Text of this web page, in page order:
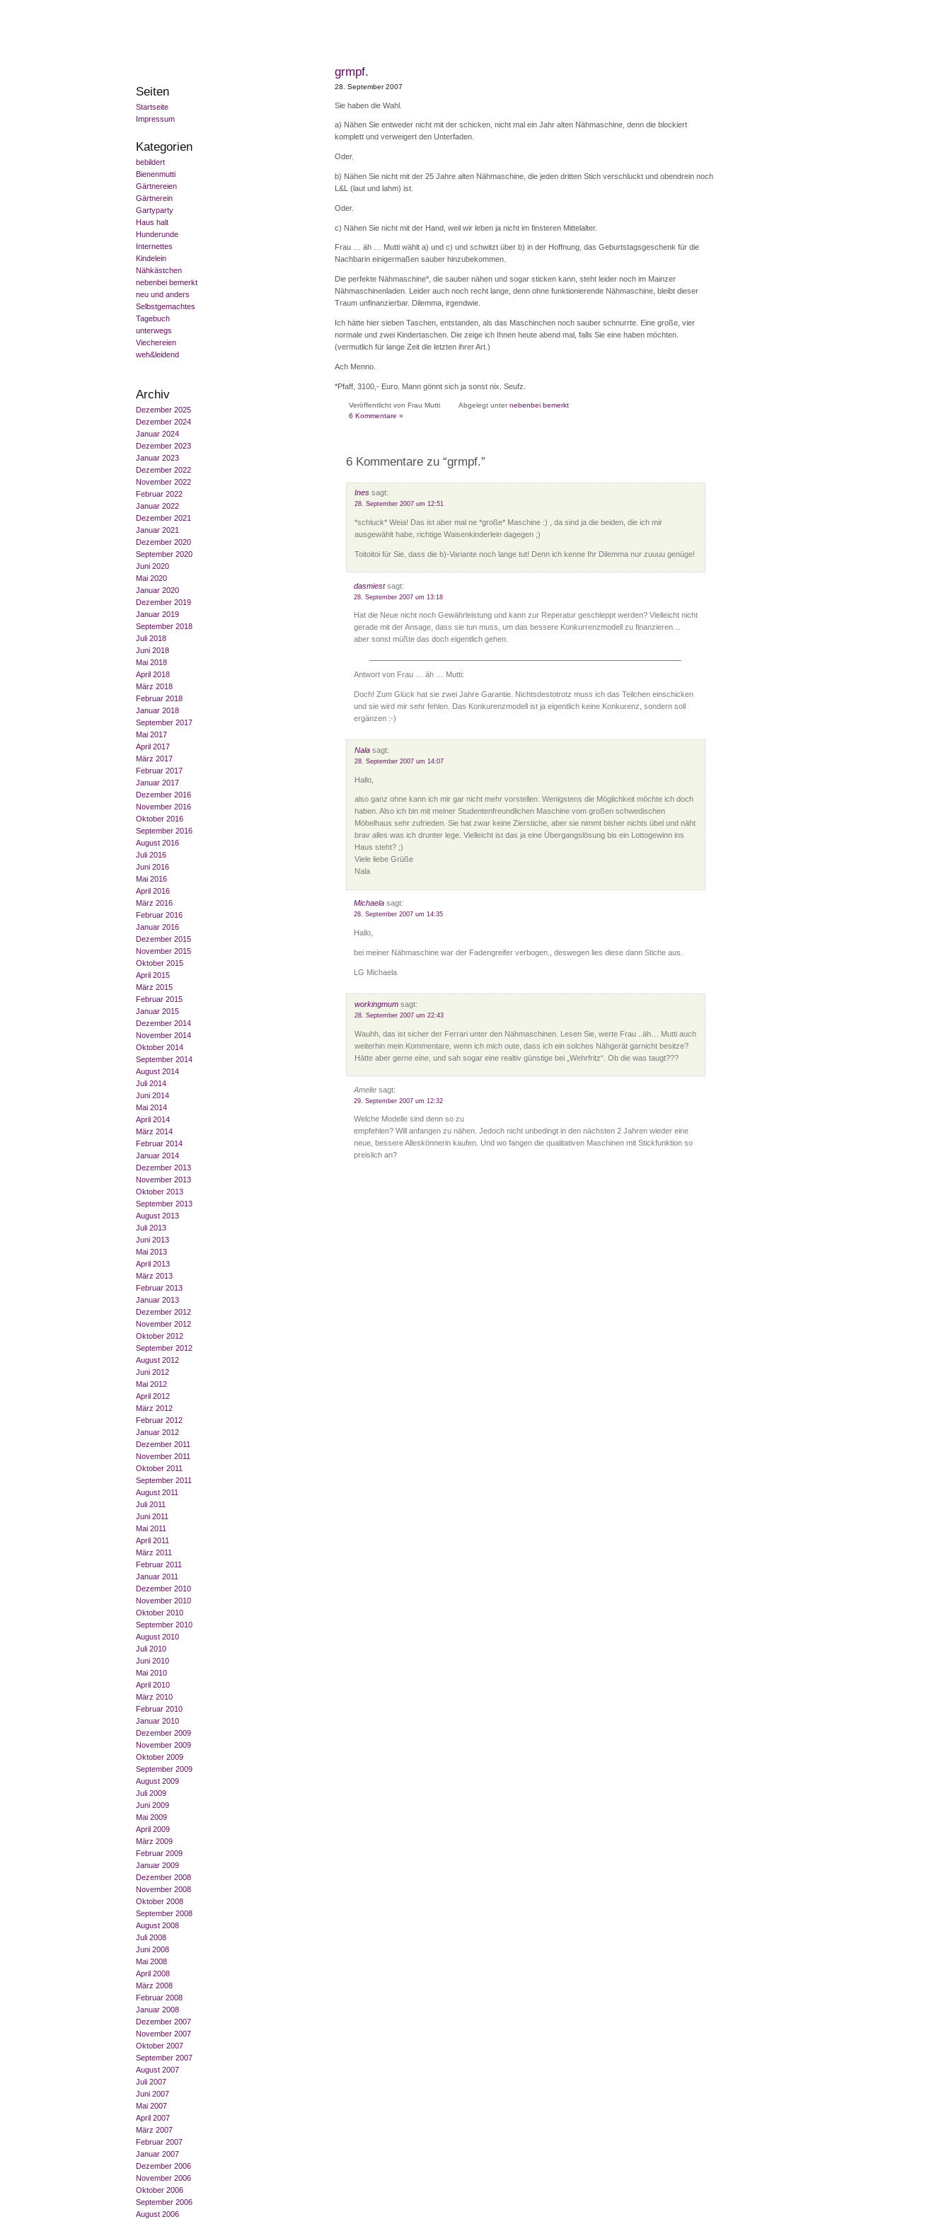
Seiten
Startseite
Impressum
Kategorien
bebildert
Bienenmutti
Gärtnereien
Gärtnerein
Gartyparty
Haus halt
Hunderunde
Internettes
Kindelein
Nähkästchen
nebenbei bemerkt
neu und anders
Selbstgemachtes
Tagebuch
unterwegs
Viechereien
weh&leidend
Archiv
Dezember 2025
Dezember 2024
Januar 2024
Dezember 2023
Januar 2023
Dezember 2022
November 2022
Februar 2022
Januar 2022
Dezember 2021
Januar 2021
Dezember 2020
September 2020
Juni 2020
Mai 2020
Januar 2020
Dezember 2019
Januar 2019
September 2018
Juli 2018
Juni 2018
Mai 2018
April 2018
März 2018
Februar 2018
Januar 2018
September 2017
Mai 2017
April 2017
März 2017
Februar 2017
Januar 2017
Dezember 2016
November 2016
Oktober 2016
September 2016
August 2016
Juli 2016
Juni 2016
Mai 2016
April 2016
März 2016
Februar 2016
Januar 2016
Dezember 2015
November 2015
Oktober 2015
April 2015
März 2015
Februar 2015
Januar 2015
Dezember 2014
November 2014
Oktober 2014
September 2014
August 2014
Juli 2014
Juni 2014
Mai 2014
April 2014
März 2014
Februar 2014
Januar 2014
Dezember 2013
November 2013
Oktober 2013
September 2013
August 2013
Juli 2013
Juni 2013
Mai 2013
April 2013
März 2013
Februar 2013
Januar 2013
Dezember 2012
November 2012
Oktober 2012
September 2012
August 2012
Juni 2012
Mai 2012
April 2012
März 2012
Februar 2012
Januar 2012
Dezember 2011
November 2011
Oktober 2011
September 2011
August 2011
Juli 2011
Juni 2011
Mai 2011
April 2011
März 2011
Februar 2011
Januar 2011
Dezember 2010
November 2010
Oktober 2010
September 2010
August 2010
Juli 2010
Juni 2010
Mai 2010
April 2010
März 2010
Februar 2010
Januar 2010
Dezember 2009
November 2009
Oktober 2009
September 2009
August 2009
Juli 2009
Juni 2009
Mai 2009
April 2009
März 2009
Februar 2009
Januar 2009
Dezember 2008
November 2008
Oktober 2008
September 2008
August 2008
Juli 2008
Juni 2008
Mai 2008
April 2008
März 2008
Februar 2008
Januar 2008
Dezember 2007
November 2007
Oktober 2007
September 2007
August 2007
Juli 2007
Juni 2007
Mai 2007
April 2007
März 2007
Februar 2007
Januar 2007
Dezember 2006
November 2006
Oktober 2006
September 2006
August 2006
grmpf.
28. September 2007
Sie haben die Wahl.
a) Nähen Sie entweder nicht mit der schicken, nicht mal ein Jahr alten Nähmaschine, denn die blockiert
komplett und verweigert den Unterfaden.
Oder.
b) Nähen Sie nicht mit der 25 Jahre alten Nähmaschine, die jeden dritten Stich verschluckt und obendrein noch
L&L (laut und lahm) ist.
Oder.
c) Nähen Sie nicht mit der Hand, weil wir leben ja nicht im finsteren Mittelalter.
Frau … äh … Mutti wählt a) und c) und schwitzt über b) in der Hoffnung, das Geburtstagsgeschenk für die
Nachbarin einigermaßen sauber hinzubekommen.
Die perfekte Nähmaschine*, die sauber nähen und sogar sticken kann, steht leider noch im Mainzer
Nähmaschinenladen. Leider auch noch recht lange, denn ohne funktionierende Nähmaschine, bleibt dieser
Traum unfinanzierbar. Dilemma, irgendwie.
Ich hätte hier sieben Taschen, entstanden, als das Maschinchen noch sauber schnurrte. Eine große, vier
normale und zwei Kindertaschen. Die zeige ich Ihnen heute abend mal, falls Sie eine haben möchten.
(vermutlich für lange Zeit die letzten ihrer Art.)
Ach Menno.
*Pfaff, 3100,- Euro. Mann gönnt sich ja sonst nix. Seufz.
Veröffentlicht von Frau Mutti Abgelegt unternebenbei bemerkt
6 Kommentare »
6 Kommentare zu “grmpf.”
Inessagt:
28. September 2007 um 12:51
*schluck* Weia! Das ist aber mal ne *große* Maschine :) , da sind ja die beiden, die ich mir
ausgewählt habe, richtige Waisenkinderlein dagegen ;)
Toitoitoi für Sie, dass die b)-Variante noch lange tut! Denn ich kenne Ihr Dilemma nur zuuuu genüge!
dasmiestsagt:
28. September 2007 um 13:18
Hat die Neue nicht noch Gewährleistung und kann zur Reperatur geschleppt werden? Vielleicht nicht
gerade mit der Ansage, dass sie tun muss, um das bessere Konkurrenzmodell zu finanzieren…
aber sonst müßte das doch eigentlich gehen.
Antwort von Frau … äh … Mutti:
Doch! Zum Glück hat sie zwei Jahre Garantie. Nichtsdestotrotz muss ich das Teilchen einschicken
und sie wird mir sehr fehlen. Das Konkurenzmodell ist ja eigentlich keine Konkurenz, sondern soll
ergänzen :-)
Nalasagt:
28. September 2007 um 14:07
Hallo,
also ganz ohne kann ich mir gar nicht mehr vorstellen. Wenigstens die Möglichkeit möchte ich doch
haben. Also ich bin mit meiner Studentenfreundlichen Maschine vom großen schwedischen
Möbelhaus sehr zufrieden. Sie hat zwar keine Zierstiche, aber sie nimmt bisher nichts übel und näht
brav alles was ich drunter lege. Vielleicht ist das ja eine Übergangslösung bis ein Lottogewinn ins
Haus steht? ;)
Viele liebe Grüße
Nala
Michaelasagt:
28. September 2007 um 14:35
Hallo,
bei meiner Nähmaschine war der Fadengreifer verbogen., deswegen lies diese dann Stiche aus.
LG Michaela
workingmumsagt:
28. September 2007 um 22:43
Wauhh, das ist sicher der Ferrari unter den Nähmaschinen. Lesen Sie, werte Frau ..äh… Mutti auch
weiterhin mein Kommentare, wenn ich mich oute, dass ich ein solches Nähgerät garnicht besitze?
Hätte aber gerne eine, und sah sogar eine realtiv günstige bei „Wehrfritz“. Ob die was taugt???
Ameliesagt:
29. September 2007 um 12:32
Welche Modelle sind denn so zu
empfehlen? Will anfangen zu nähen. Jedoch nicht unbedingt in den nächsten 2 Jahren wieder eine
neue, bessere Alleskönnerin kaufen. Und wo fangen die qualitativen Maschinen mit Stickfunktion so
preislich an?